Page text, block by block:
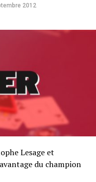
2012
Lesage et
du champion